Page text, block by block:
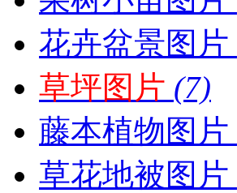
花卉盆景图片
草坪图片 (7)
藤本植物图片
草花地被图片